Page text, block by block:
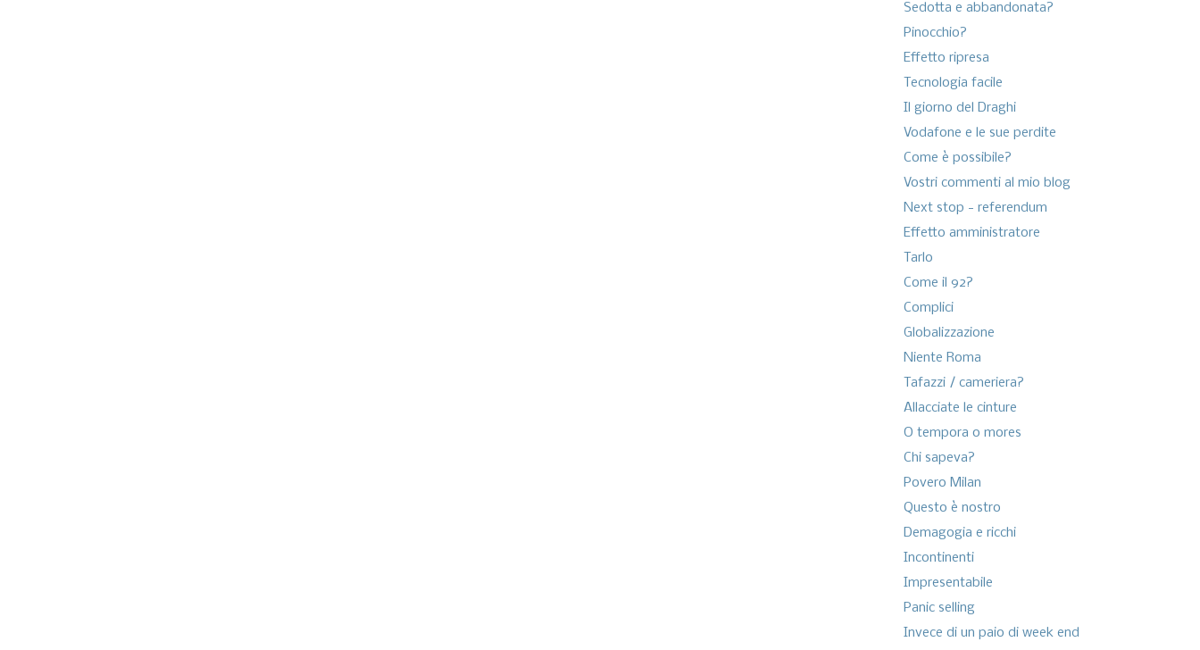
Sedotta e abbandonata?
Pinocchio?
Effetto ripresa
Tecnologia facile
Il giorno del Draghi
Vodafone e le sue perdite
Come è possibile?
Vostri commenti al mio blog
Next stop - referendum
Effetto amministratore
Tarlo
Come il 92?
Complici
Globalizzazione
Niente Roma
Tafazzi / cameriera?
Allacciate le cinture
O tempora o mores
Chi sapeva?
Povero Milan
Questo è nostro
Demagogia e ricchi
Incontinenti
Impresentabile
Panic selling
Invece di un paio di week end